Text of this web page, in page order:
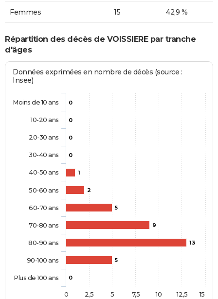
Femmes 15 42,9 %
Répartition des décès de VOISSIERE par tranche
d'âges
Données exprimées en nombre de décès (source :
Insee)
0
0
0
0
1
2
5
9
13
5
0
Moins de 10 ans
10-20 ans
20-30 ans
30-40 ans
40-50 ans
50-60 ans
60-70 ans
70-80 ans
80-90 ans
90-100 ans
Plus de 100 ans
0 2,5 5 7,5 10 12,5 15